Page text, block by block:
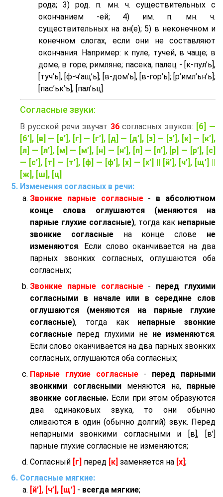
рода; 3) род. п. мн. ч. существительных с
окончанием -ей; 4) им. п. мн. ч.
существительных на ан(е); 5) в неконечном и
конечном слогах, если они не составляют
окончания. Например: к пуле, тучей, в чаще; в
доме, в горе; римляне; пасека, палец - [к-пул’ь],
[туч’ь], [ф-ч’aщ’ь]; [в-дом’ь], [в-гор’ь]; [р’имл’ьн’ь];
[пас’ьк’ъ], [пал’ьц].
Согласные звуки:
В русской речи звучат 36согласных звуков: [б] —
[б’], [в] — [в’], [г] — [г’], [д] — [д’], [з] — [з’], [к] — [к’],
[л] — [л’], [м] — [м’], [н] — [н’], [п] — [п’], [р] — [р’], [с]
— [с’], [т] — [т’], [ф] — [ф’], [х] — [х’] || [й’], [ч’], [щ’] ||
[ж], [ш], [ц]
Изменения согласных в речи:
Звонкие парные согласные- в абсолютном
конце слова оглушаются (меняются на
парные глухие согласные), тогда как непарные
звонкие согласныена конце слове не
изменяются. Если слово оканчивается на два
парных звонких согласных, оглушаются оба
согласных;
Звонкие парные согласные- перед глухими
согласными в начале или в середине слов
оглушаются (меняются на парные глухие
согласные), тогда как непарные звонкие
согласные перед глухими не не изменяются.
Если слово оканчивается на два парных звонких
согласных, оглушаются оба согласных;
Парные глухие согласные- перед парными
звонкими согласнымименяются на, парные
звонкие согласные. Если при этом образуются
два одинаковых звука, то они обычно
сливаются в один (обычно долгий) звук. Перед
непарными звонкими согласными и [в], [в’]
парные глухие согласные не изменяются;
Согласный [г] перед [к] заменяется на [х];
Согласные мягкие:
[й’], [ч’], [щ’] - всегда мягкие;